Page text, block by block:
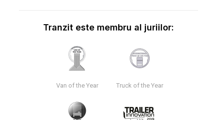
Tranzit este membru al juriilor:
Van of the Year Truck of the Year